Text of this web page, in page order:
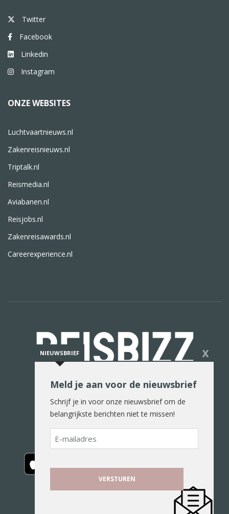
Twitter
Facebook
Linkedin
Instagram
ONZE WEBSITES
Luchtvaartnieuws.nl
Zakenreisnieuws.nl
Triptalk.nl
Reismedia.nl
Aviabanen.nl
Reisjobs.nl
Zakenreisawards.nl
Careerexperience.nl
De reiswereld in woord en beeld
NIEUWSBRIEF X
Meld je aan voor de nieuwsbrief
Schrijf je in voor onze nieuwsbrief om de
belangrijkste berichten niet te missen!
E-
mailadres